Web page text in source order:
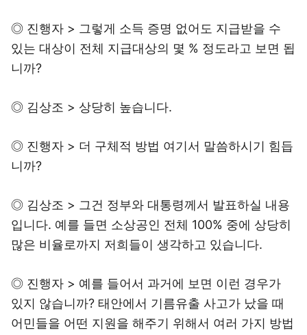
◎ 진행자 > 그렇게 소득 증명 없어도 지급받을 수
있는 대상이 전체 지급대상의 몇 % 정도라고 보면 됩
니까?
◎ 김상조 > 상당히 높습니다.
◎ 진행자 > 더 구체적 방법 여기서 말씀하시기 힘듭
니까?
◎ 김상조 > 그건 정부와 대통령께서 발표하실 내용
입니다. 예를 들면 소상공인 전체 100% 중에 상당히
많은 비율로까지 저희들이 생각하고 있습니다.
◎ 진행자 > 예를 들어서 과거에 보면 이런 경우가
있지 않습니까? 태안에서 기름유출 사고가 났을 때
어민들을 어떤 지원을 해주기 위해서 여러 가지 방법